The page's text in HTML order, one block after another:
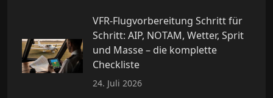
VFR-Flugvorbereitung Schritt für
Schritt: AIP, NOTAM, Wetter, Sprit
und Masse – die komplette
Checkliste
24. Juli 2026